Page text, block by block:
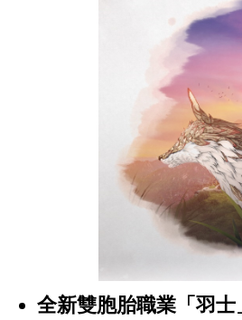
全新雙胞胎職業「羽士